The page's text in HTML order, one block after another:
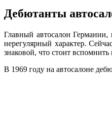
Дебютанты
Главный автосалон
нерегулярный характер.
знаковой, что стоит
В 1969 году на автосалоне